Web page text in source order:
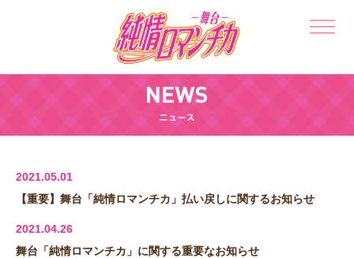
2021.05.01
【重要】舞台「純情ロマンチカ」払い戻しに関するお知らせ
2021.04.26
舞台「純情ロマンチカ」に関する重要なお知らせ